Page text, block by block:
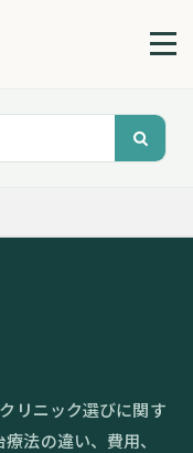
リニック選びに関す
法の違い、費用、